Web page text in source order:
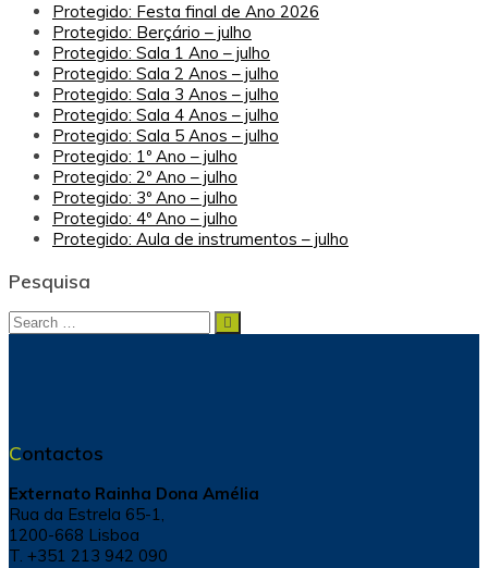
Protegido: Festa final de Ano 2026
Protegido: Berçário – julho
Protegido: Sala 1 Ano – julho
Protegido: Sala 2 Anos – julho
Protegido: Sala 3 Anos – julho
Protegido: Sala 4 Anos – julho
Protegido: Sala 5 Anos – julho
Protegido: 1º Ano – julho
Protegido: 2º Ano – julho
Protegido: 3º Ano – julho
Protegido: 4º Ano – julho
Protegido: Aula de instrumentos – julho
Pesquisa
Search
Search
Contactos
Externato Rainha Dona Amélia
Rua da Estrela 65-1,
1200-668 Lisboa
T. +351 213 942 090